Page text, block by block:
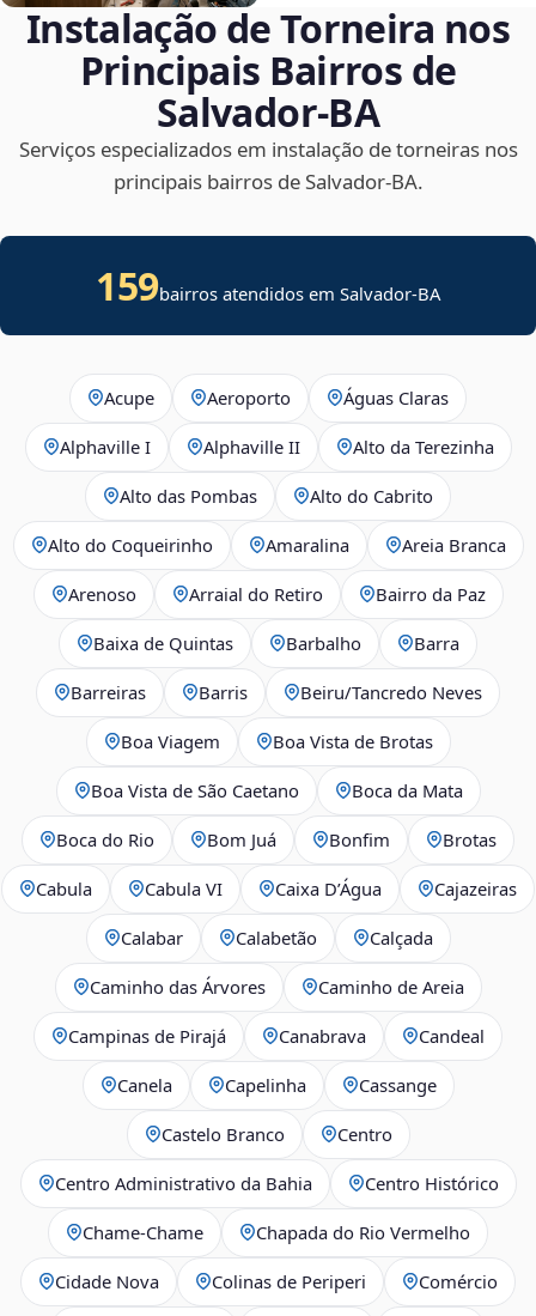
Instalação de Torneira nos
Principais Bairros de
Salvador‑BA
Serviços especializados em instalação de torneiras nos
principais bairros de Salvador‑BA.
159bairros atendidos em Salvador-BA
Acupe Aeroporto Águas Claras
Alphaville I Alphaville II Alto da Terezinha
Alto das Pombas Alto do Cabrito
Alto do Coqueirinho Amaralina Areia Branca
Arenoso Arraial do Retiro Bairro da Paz
Baixa de Quintas Barbalho Barra
Barreiras Barris Beiru/Tancredo Neves
Boa Viagem Boa Vista de Brotas
Boa Vista de São Caetano Boca da Mata
Boca do Rio Bom Juá Bonfim Brotas
Cabula Cabula VI Caixa D’Água Cajazeiras
Calabar Calabetão Calçada
Caminho das Árvores Caminho de Areia
Campinas de Pirajá Canabrava Candeal
Canela Capelinha Cassange
Castelo Branco Centro
Centro Administrativo da Bahia Centro Histórico
Chame-Chame Chapada do Rio Vermelho
Cidade Nova Colinas de Periperi Comércio